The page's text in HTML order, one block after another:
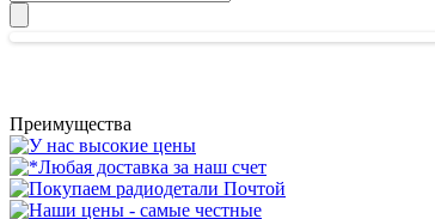
Преимущества